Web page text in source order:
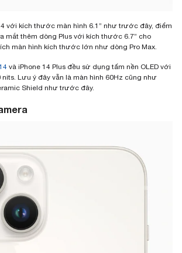
với kích thước màn hình 6.1” như trước đây, điểm
mắt thêm dòng Plus với kích thước 6.7” cho
màn hình kích thước lớn như dòng Pro Max.
và iPhone 14 Plus đều sử dụng tấm nền OLED với
Lưu ý đây vẫn là màn hình 60Hz cũng như
Shield như trước đây.